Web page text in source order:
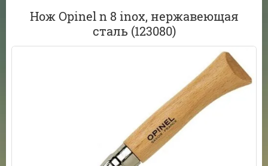
Нож Opinel n 8 inox, нержавеющая
сталь (123080)